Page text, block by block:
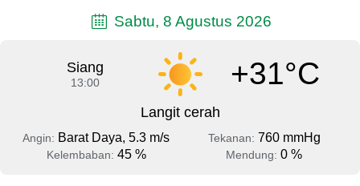
Sabtu, 8 Agustus 2026
Siang
13:00 +31°C
Langit cerah
Angin: Barat Daya, 5.3 m/s Tekanan: 760 mmHg
Kelembaban: 45 % Mendung: 0 %